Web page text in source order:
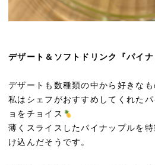
デザート＆ソフトドリンク『パイナ
デザートも数種類の中から好きな
私はシェフがおすすめしてくれた
ョをチョイス
薄くスライスしたパイナップルを
け込んだそうです。